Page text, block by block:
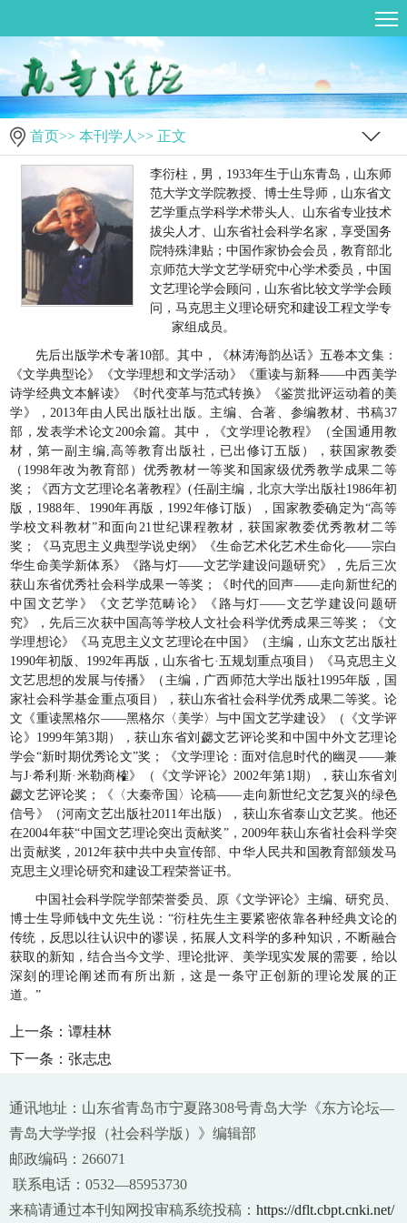
首页>> 本刊学人 >> 正文
李衍柱，男，1933年生于山东青岛，山东师
范大学文学院教授、博士生导师，山东省文
艺学重点学科学术带头人、山东省专业技术
拔尖人才、山东省社会科学名家，享受国务
院特殊津贴；中国作家协会会员，教育部北
京师范大学文艺学研究中心学术委员，中国
文艺理论学会顾问，山东省比较文学学会顾
问，马克思主义理论研究和建设工程文学专
家组成员。
先后出版学术专著10部。其中，《林涛海韵丛话》五卷本文集：
《文学典型论》《文学理想和文学活动》《重读与新释——中西美学
诗学经典文本解读》《时代变革与范式转换》《鉴赏批评运动着的美
学》，2013年由人民出版社出版。主编、合著、参编教材、书稿37
部，发表学术论文200余篇。其中，《文学理论教程》（全国通用教
材，第一副主编,高等教育出版社，已出修订五版），获国家教委
（1998年改为教育部）优秀教材一等奖和国家级优秀教学成果二等
奖；《西方文艺理论名著教程》(任副主编，北京大学出版社1986年初
版，1988年、1990年再版，1992年修订版），国家教委确定为“高等
学校文科教材”和面向21世纪课程教材，获国家教委优秀教材二等
奖；《马克思主义典型学说史纲》《生命艺术化艺术生命化——宗白
华生命美学新体系》《路与灯——文艺学建设问题研究》，先后三次
获山东省优秀社会科学成果一等奖；《时代的回声——走向新世纪的
中国文艺学》《文艺学范畴论》《路与灯——文艺学建设问题研
究》，先后三次获中国高等学校人文社会科学优秀成果三等奖；《文
学理想论》《马克思主义文艺理论在中国》（主编，山东文艺出版社
1990年初版、1992年再版，山东省七·五规划重点项目）《马克思主义
文艺思想的发展与传播》（主编，广西师范大学出版社1995年版，国
家社会科学基金重点项目），获山东省社会科学优秀成果二等奖。论
文《重读黑格尔——黑格尔〈美学〉与中国文艺学建设》（《文学评
论》1999年第3期），获山东省刘勰文艺评论奖和中国中外文艺理论
学会“新时期优秀论文”奖；《文学理论：面对信息时代的幽灵——兼
与J·希利斯·米勒商榷》（《文学评论》2002年第1期），获山东省刘
勰文艺评论奖；《〈大秦帝国〉论稿——走向新世纪文艺复兴的绿色
信号》（河南文艺出版社2011年出版），获山东省泰山文艺奖。他还
在2004年获“中国文艺理论突出贡献奖”，2009年获山东省社会科学突
出贡献奖，2012年获中共中央宣传部、中华人民共和国教育部颁发马
克思主义理论研究和建设工程荣誉证书。
中国社会科学院学部荣誉委员、原《文学评论》主编、研究员、
博士生导师钱中文先生说：“衍柱先生主要紧密依靠各种经典文论的
传统，反思以往认识中的谬误，拓展人文科学的多种知识，不断融合
获取的新知，结合当今文学、理论批评、美学现实发展的需要，给以
深刻的理论阐述而有所出新，这是一条守正创新的理论发展的正
道。”
上一条：谭桂林
下一条：张志忠
通讯地址：山东省青岛市宁夏路308号青岛大学《东方论坛—
青岛大学学报（社会科学版）》编辑部
邮政编码：266071
联系电话：0532—85953730
来稿请通过本刊知网投审稿系统投稿： https://dflt.cbpt.cnki.net/